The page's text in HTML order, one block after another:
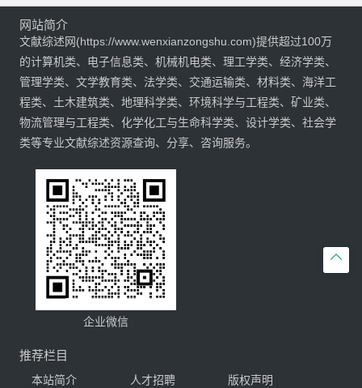

网站简介
文献综述网(https://www.wenxianzongshu.com)提供超过100万
的计算机类、电子信息类、机械机电类、理工学类、经济学类、
管理学类、文学教育类、法学类、交通运输类、材料类、海洋工
程类、土木建筑类、地理科学类、环境科学与工程类、矿业类、
物流管理与工程类、化学化工与生命科学类、设计学类、社会学
类等专业文献综述资源查询、分享、咨询服务。
企业微信
推荐栏目
本站简介 人才招聘 版权声明